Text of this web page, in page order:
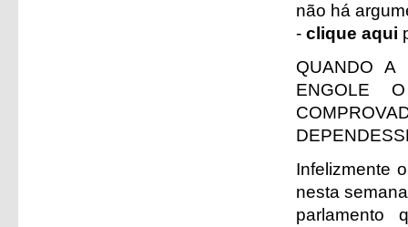
não há
- clique aqui
QUANDO A
ENGOLE
Infelizmente
nesta
parlamento